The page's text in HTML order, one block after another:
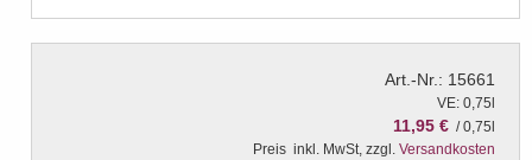
Art.-Nr.: 15661
VE: 0,75l
11,95 € / 0,75l
Preis inkl. MwSt, zzgl. Versandkosten